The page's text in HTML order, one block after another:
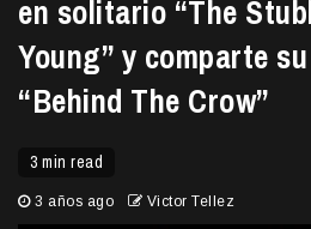
en solitario “The
Young” y comparte
“Behind The Crow”
3 min read
3 años ago Victor Tellez